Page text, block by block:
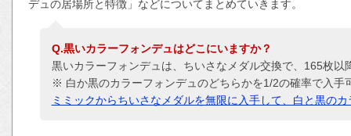
デュの居場所と特徴」などについてまとめていきます。
Q.黒いカラーフォンデュはどこにいますか？
黒いカラーフォンデュは、ちいさなメダル交換で、165枚
※ 白か黒のカラーフォンデュのどちらかを1/2の確率で入手
ミミックからちいさなメダルを無限に入手して、白と黒の